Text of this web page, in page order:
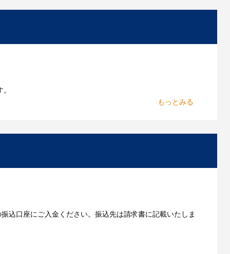
込口座にご入金ください。振込先は請求書に記載いたしま